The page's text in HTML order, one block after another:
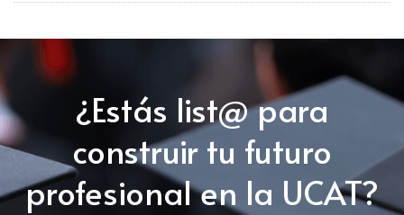
¿Estás list@ para
construir tu futuro
profesional en la UCAT?